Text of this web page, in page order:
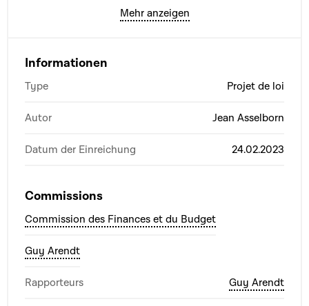
Mehr anzeigen
Informationen
Type Projet de loi
Autor Jean Asselborn
Datum der Einreichung 24.02.2023
Commissions
Commission des Finances et du Budget
Guy Arendt
Rapporteurs Guy Arendt